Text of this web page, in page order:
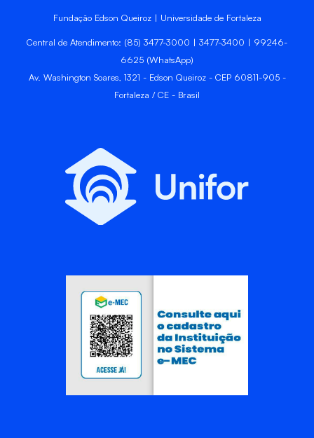
Fundação Edson Queiroz | Universidade de Fortaleza
Central de Atendimento: (85) 3477-3000 | 3477-3400 | 99246-
6625 (WhatsApp)
Av. Washington Soares, 1321 - Edson Queiroz - CEP 60811-905 -
Fortaleza / CE - Brasil